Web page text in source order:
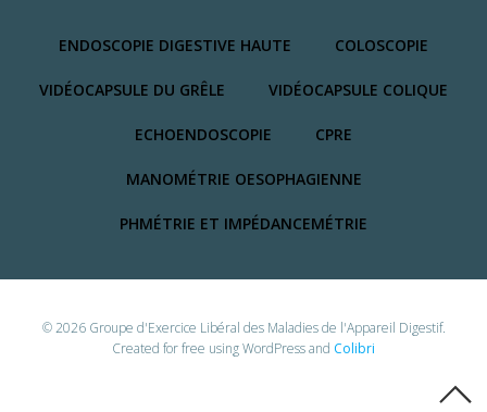
ENDOSCOPIE DIGESTIVE HAUTE COLOSCOPIE
VIDÉOCAPSULE DU GRÊLE VIDÉOCAPSULE COLIQUE
ECHOENDOSCOPIE CPRE
MANOMÉTRIE OESOPHAGIENNE
PHMÉTRIE ET IMPÉDANCEMÉTRIE
© 2026 Groupe d'Exercice Libéral des Maladies de l'Appareil Digestif.
Created for free using WordPress and Colibri